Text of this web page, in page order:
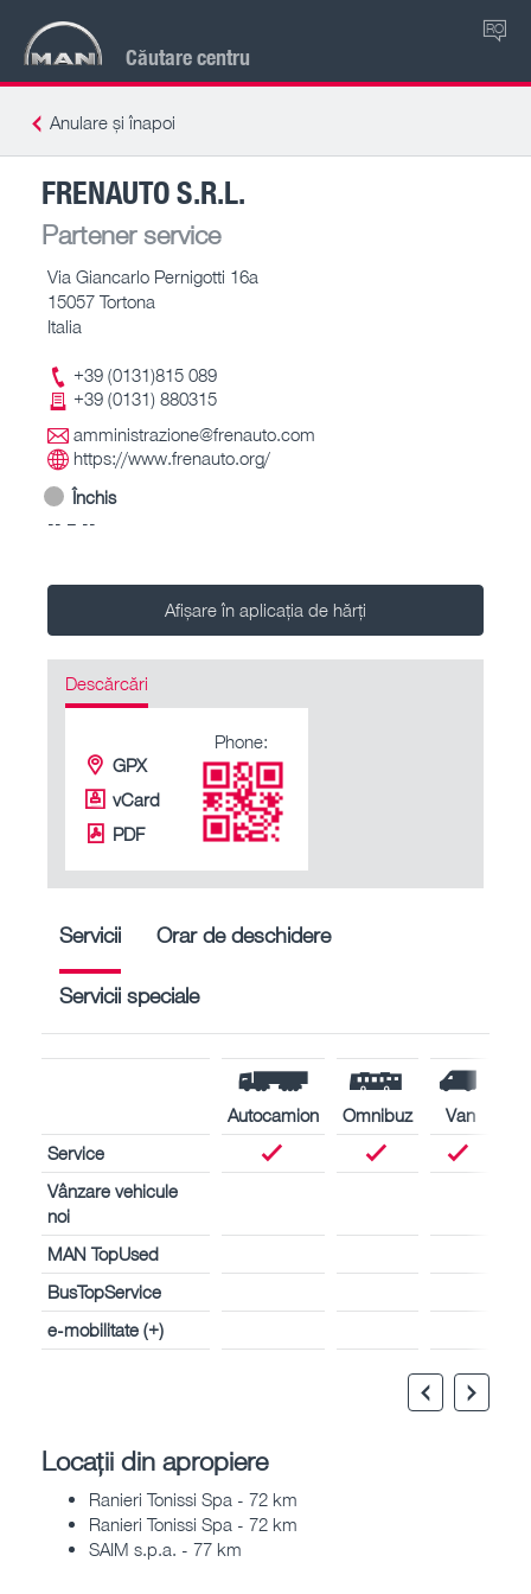
Căutare centru
RO
Anulare și înapoi
FRENAUTO S.R.L.
Partener service
Via Giancarlo Pernigotti 16a
15057 Tortona
Italia
+39 (0131)815 089
+39 (0131) 880315
amministrazione@frenauto.com
https://www.frenauto.org/
Închis
-- – --
Afișare în aplicația de hărți
Descărcări
GPX
vCard
PDF
Phone:
Servicii Orar de deschidere
Servicii speciale
Autocamion Omnibuz
Van
Service
Vânzare vehicule
noi
MAN TopUsed
BusTopService
e-mobilitate (+)
Locații din apropiere
Ranieri Tonissi Spa - 72 km
Ranieri Tonissi Spa - 72 km
SAIM s.p.a. - 77 km